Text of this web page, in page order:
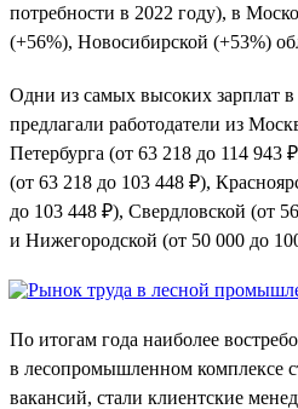
потребности в 2022 году), в
(+56%), Новосибирской (+53%)
Одни из самых высоких зарплат в
предлагали работодатели из
Петербурга (от 63 218 до 114 943
(от 63 218 до 103 448 ₽),
до 103 448 ₽), Свердловской (от
и Нижегородской (от 50 000 до
По итогам года наиболее
в лесопромышленном комплексе
вакансий, стали клиентские